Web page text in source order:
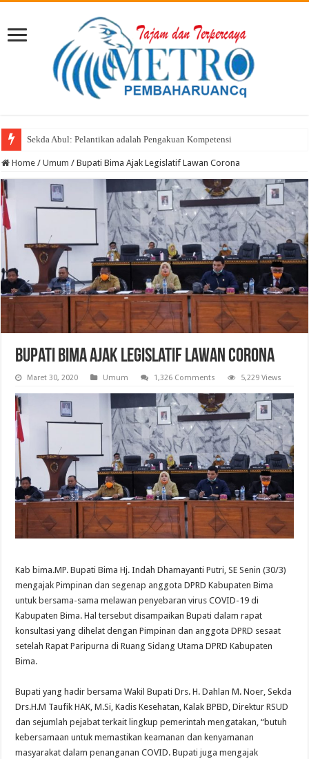
Sekda Abul: Pelantikan adalah Pengakuan Kompetensi
Home / Umum / Bupati Bima Ajak Legislatif Lawan Corona
Bupati Bima Ajak Legislatif Lawan Corona
Maret 30, 2020 Umum 1,326 Comments 5,229 Views
Kab bima.MP. Bupati Bima Hj. Indah Dhamayanti Putri, SE Senin (30/3)
mengajak Pimpinan dan segenap anggota DPRD Kabupaten Bima
untuk bersama-sama melawan penyebaran virus COVID-19 di
Kabupaten Bima. Hal tersebut disampaikan Bupati dalam rapat
konsultasi yang dihelat dengan Pimpinan dan anggota DPRD sesaat
setelah Rapat Paripurna di Ruang Sidang Utama DPRD Kabupaten
Bima.
Bupati yang hadir bersama Wakil Bupati Drs. H. Dahlan M. Noer, Sekda
Drs.H.M Taufik HAK, M.Si, Kadis Kesehatan, Kalak BPBD, Direktur RSUD
dan sejumlah pejabat terkait lingkup pemerintah mengatakan, “butuh
kebersamaan untuk memastikan keamanan dan kenyamanan
masyarakat dalam penanganan COVID. Bupati juga mengajak